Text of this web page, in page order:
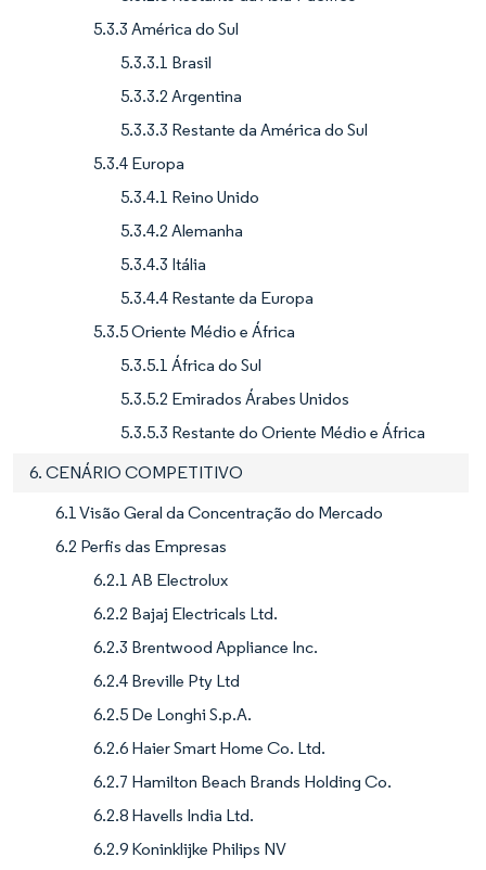
5.3.3 América do Sul
5.3.3.1 Brasil
5.3.3.2 Argentina
5.3.3.3 Restante da América do Sul
5.3.4 Europa
5.3.4.1 Reino Unido
5.3.4.2 Alemanha
5.3.4.3 Itália
5.3.4.4 Restante da Europa
5.3.5 Oriente Médio e África
5.3.5.1 África do Sul
5.3.5.2 Emirados Árabes Unidos
5.3.5.3 Restante do Oriente Médio e África
6. CENÁRIO COMPETITIVO
6.1 Visão Geral da Concentração do Mercado
6.2 Perfis das Empresas
6.2.1 AB Electrolux
6.2.2 Bajaj Electricals Ltd.
6.2.3 Brentwood Appliance Inc.
6.2.4 Breville Pty Ltd
6.2.5 De Longhi S.p.A.
6.2.6 Haier Smart Home Co. Ltd.
6.2.7 Hamilton Beach Brands Holding Co.
6.2.8 Havells India Ltd.
6.2.9 Koninklijke Philips NV